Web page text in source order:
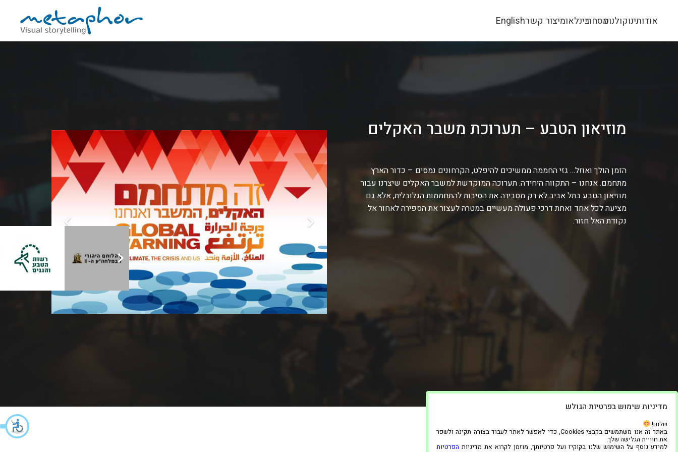
אודותינוקולנועמסחריבינלאומיצור קשרEnglish
מוזיאון הטבע – תערוכת משבר האקלים
הזמן הולך ואוזל… גזי החממה ממשיכים להיפלט, הקרחונים נמסים – כדור הארץ
מתחמם. אנחנו – התקווה היחידה. תערוכה המוקדשת למשבר האקלים שיצרנו עבור
מוזיאון הטבע בתל אביב לא רק מסבירה את הסיבות להתחממות הגלובלית, אלא גם
מציעה לכל אחד ואחת דרכי פעולה מעשיים במטרה לעצור את הספירה לאחור אל
נקודת האל חזור.
מדיניות שימוש בפרטיות הגולש
שלום!
באתר זה אנו משתמשים בקבצי Cookies, כדי לאפשר לאתר לעבוד בצורה תקינה ולשפר
את חוויית הגלישה שלך.
למידע נוסף על השימוש שלנו בקוקיז ועל פרטיותך, מוזמן לקרוא את מדיניות הפרטיות